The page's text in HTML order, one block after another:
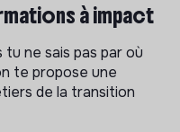
à impact
ne sais pas par où
te propose une
de la transition